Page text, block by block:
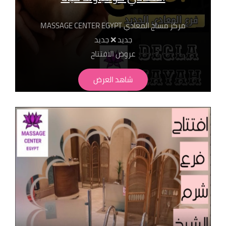
مركز مساج المعادي MASSAGE CENTER EGYPT
جديد ❌ جديد
عروض الافتتاح
50 دقيقة
شاهد العرض